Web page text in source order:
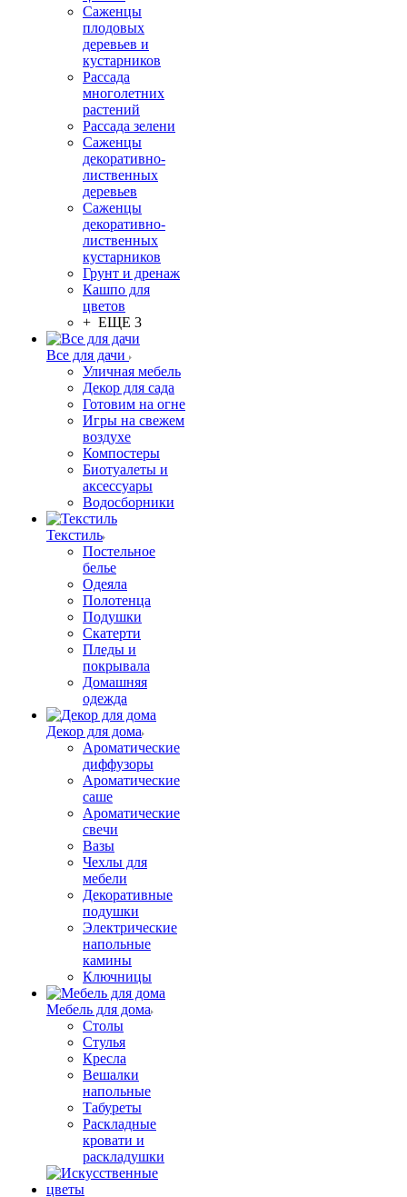
Саженцы
плодовых
деревьев и
кустарников
Рассада
многолетних
растений
Рассада зелени
Саженцы
декоративно-
лиственных
деревьев
Саженцы
декоративно-
лиственных
кустарников
Грунт и дренаж
Кашпо для
цветов
+ ЕЩЕ 3
Все для дачи
Уличная мебель
Декор для сада
Готовим на огне
Игры на свежем
воздухе
Компостеры
Биотуалеты и
аксессуары
Водосборники
Текстиль
Постельное
белье
Одеяла
Полотенца
Подушки
Скатерти
Пледы и
покрывала
Домашняя
одежда
Декор для дома
Ароматические
диффузоры
Ароматические
саше
Ароматические
свечи
Вазы
Чехлы для
мебели
Декоративные
подушки
Электрические
напольные
камины
Ключницы
Мебель для дома
Столы
Стулья
Кресла
Вешалки
напольные
Табуреты
Раскладные
кровати и
раскладушки